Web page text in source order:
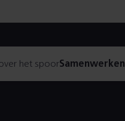
het spoorSamenwerken